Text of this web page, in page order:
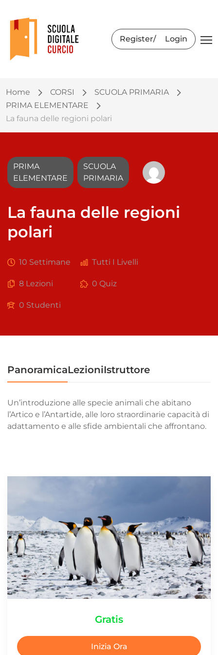
Register Login
Home CORSI
SCUOLA PRIMARIA
PRIMA ELEMENTARE
La fauna delle regioni polari
PRIMA
ELEMENTARE
SCUOLA
PRIMARIA
La fauna delle regioni
polari
10 Settimane Tutti I Livelli
8 Lezioni 0 Quiz
0 Studenti
PanoramicaLezioniIstruttore
Un’introduzione alle specie animali che abitano
l’Artico e l’Antartide, alle loro straordinarie capacità di
adattamento e alle sfide ambientali che affrontano.
Gratis
Inizia Ora